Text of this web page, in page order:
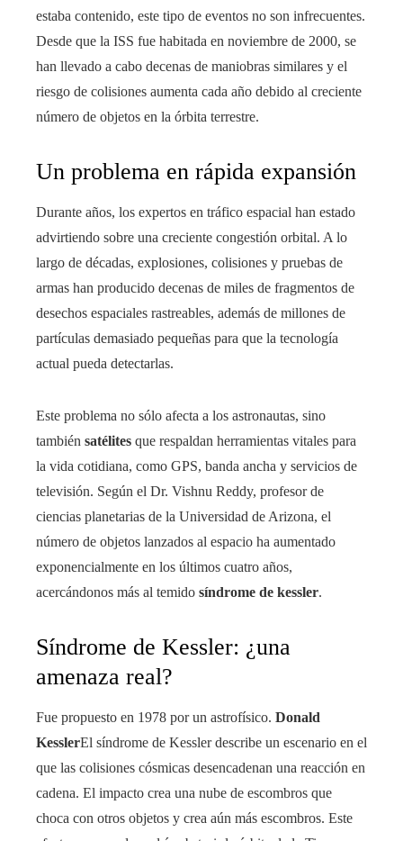
estaba contenido, este tipo de eventos no son infrecuentes.
Desde que la ISS fue habitada en noviembre de 2000, se
han llevado a cabo decenas de maniobras similares y el
riesgo de colisiones aumenta cada año debido al creciente
número de objetos en la órbita terrestre.
Un problema en rápida expansión
Durante años, los expertos en tráfico espacial han estado
advirtiendo sobre una creciente congestión orbital. A lo
largo de décadas, explosiones, colisiones y pruebas de
armas han producido decenas de miles de fragmentos de
desechos espaciales rastreables, además de millones de
partículas demasiado pequeñas para que la tecnología
actual pueda detectarlas.
Este problema no sólo afecta a los astronautas, sino
también satélites que respaldan herramientas vitales para
la vida cotidiana, como GPS, banda ancha y servicios de
televisión. Según el Dr. Vishnu Reddy, profesor de
ciencias planetarias de la Universidad de Arizona, el
número de objetos lanzados al espacio ha aumentado
exponencialmente en los últimos cuatro años,
acercándonos más al temido síndrome de kessler.
Síndrome de Kessler: ¿una
amenaza real?
Fue propuesto en 1978 por un astrofísico. Donald
KesslerEl síndrome de Kessler describe un escenario en el
que las colisiones cósmicas desencadenan una reacción en
cadena. El impacto crea una nube de escombros que
choca con otros objetos y crea aún más escombros. Este